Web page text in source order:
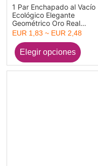
1 Par Enchapado al Vacío
Ecológico Elegante
Geométrico Oro Real
Chapado 316L Acero
Inoxidable Óvalo Aretes de
Aro Para Mujeres
EUR 1,83 ~ EUR 2,48